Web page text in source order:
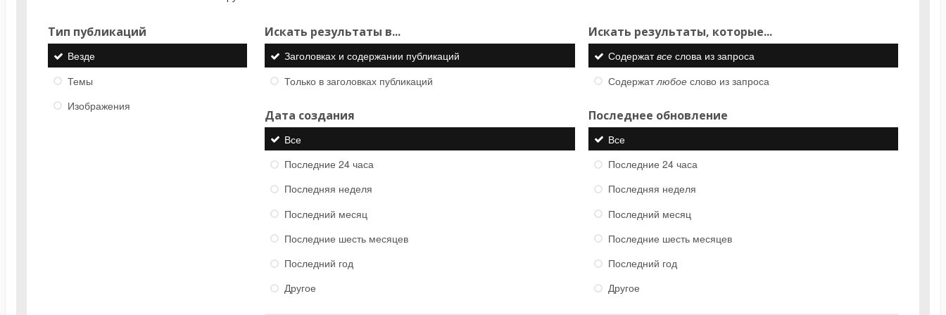
Тип публикаций
Везде
Темы
Изображения
Искать результаты в...
Заголовках и содержании публикаций
Только в заголовках публикаций
Искать результаты, которые...
Содержатвсеслова из запроса
Содержатлюбоеслово из запроса
Дата создания
Все
Последние 24 часа
Последняя неделя
Последний месяц
Последние шесть месяцев
Последний год
Другое
Последнее обновление
Все
Последние 24 часа
Последняя неделя
Последний месяц
Последние шесть месяцев
Последний год
Другое